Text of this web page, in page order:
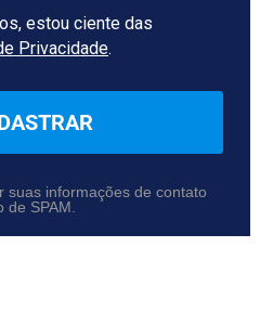
estou ciente das
Privacidade.
suas informações de contato
SPAM.